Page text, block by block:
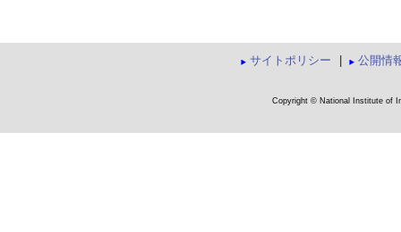
サイトポリシー 公開情
Copyright © National Institute of